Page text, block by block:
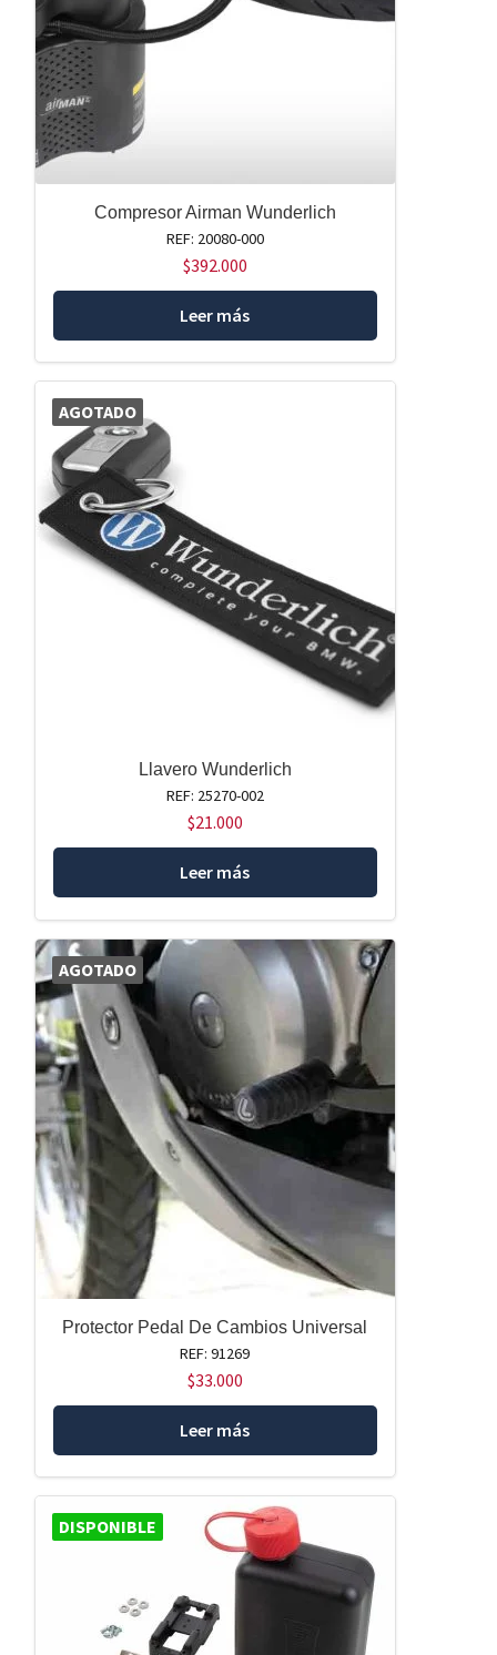
Compresor Airman Wunderlich
REF: 20080-000
$392.000
Leer más
AGOTADO
Llavero Wunderlich
REF: 25270-002
$21.000
Leer más
AGOTADO
Protector Pedal De Cambios Universal
REF: 91269
$33.000
Leer más
DISPONIBLE